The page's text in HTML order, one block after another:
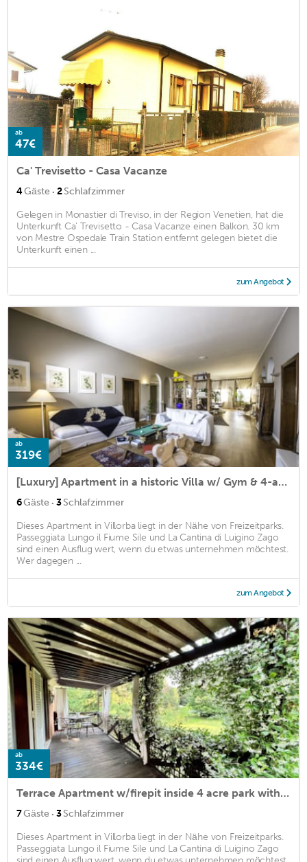
ab
47€
Ca' Trevisetto - Casa Vacanze
4Gäste · 2Schlafzimmer
Gelegen in Monastier di Treviso, in der Region Venetien, hat die
Unterkunft Ca' Trevisetto - Casa Vacanze einen Balkon. 30 km
von Mestre Ospedale Train Station entfernt gelegen bietet die
Unterkunft einen ...
zum Angebot
ab
319€
[Luxury] Apartment in a historic Villa w/ Gym & 4-acre Park. 5m from Treviso
6Gäste · 3Schlafzimmer
Dieses Apartment in Villorba liegt in der Nähe von Freizeitparks.
Passeggiata Lungo il Fiume Sile und La Cantina di Luigino Zago
sind einen Ausflug wert, wenn du etwas unternehmen möchtest.
Wer dagegen ...
zum Angebot
ab
334€
Terrace Apartment w/firepit inside 4 acre park with Pool, 5m from Treviso
7Gäste · 3Schlafzimmer
Dieses Apartment in Villorba liegt in der Nähe von Freizeitparks.
Passeggiata Lungo il Fiume Sile und La Cantina di Luigino Zago